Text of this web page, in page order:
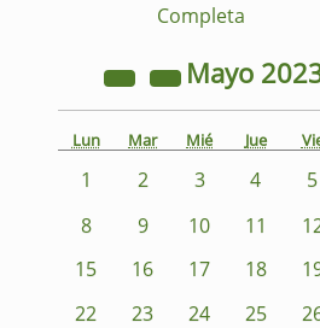
Completa
Mayo
Lun Mar Mié Jue
1 2 3 4 5
8
9 10 11
15
16 17 18
22
23 24 25